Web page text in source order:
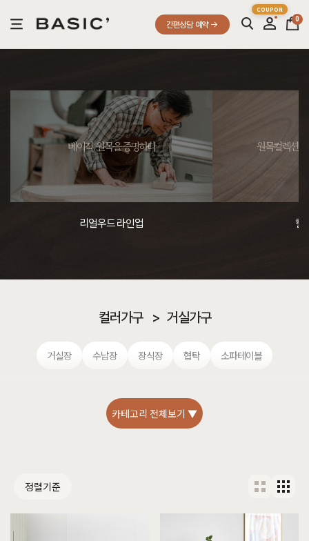
간편상담 예약
0
베이직, 원목을 증명하다
리얼우드 라인업
원목컬렉션,
컬
컬러가구 > 거실가구
거실장 수납장 장식장 협탁 소파테이블
카테고리 전체보기 ▼
정렬기준